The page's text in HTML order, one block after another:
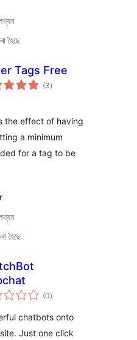
হৈছে
Tags Free
(3টা
মুঠ)
the effect of having
a minimum
for a tag to be
হৈছে
(0টা
মুঠ)
chatbots onto
Just one click